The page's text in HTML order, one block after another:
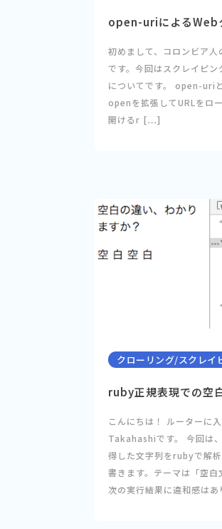
open-uriによるWeb
初めまして、コロンビア
です。今回はスクレイピ
についてです。 open-uri
openを拡張してURLをロ
開けるr […]
クローリング/スクレイ
ruby正規表現での空
こんにちは！ ルーターに
Takahashiです。 今回は
得した文字列をrubyで解
書きます。テーマは「空
次の実行結果に違和感は